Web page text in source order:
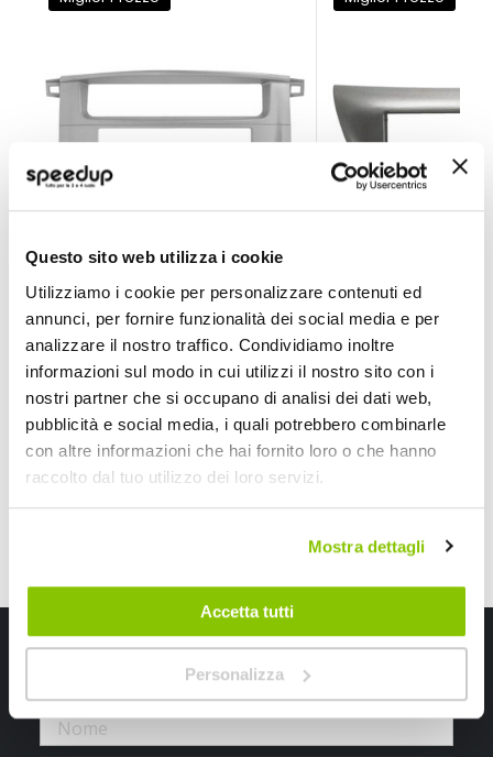
Questo sito web utilizza i cookie
Utilizziamo i cookie per personalizzare contenuti ed
annunci, per fornire funzionalità dei social media e per
analizzare il nostro traffico. Condividiamo inoltre
informazioni sul modo in cui utilizzi il nostro sito con i
nostri partner che si occupano di analisi dei dati web,
pubblicità e social media, i quali potrebbero combinarle
con altre informazioni che hai fornito loro o che hanno
raccolto dal tuo utilizzo dei loro servizi.
Mostra dettagli
Accetta tutti
Personalizza
Installazione Mascherina 2 din Toyota Land Cruiser
PHONOCAR
Grigio
Prezzo
speciale
35,60 € -43%
Installazione
Grigio metallizzato
Prezzo
speciale
33,65 € -38%
Iscriviti alla newsletter Speedup